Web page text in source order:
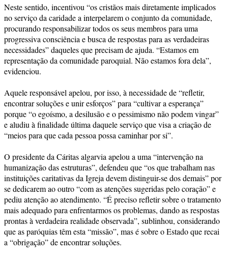
Neste sentido, incentivou “os cristãos mais diretamente implicados
no serviço da caridade a interpelarem o conjunto da comunidade,
procurando responsabilizar todos os seus membros para uma
progressiva consciência e busca de respostas para as verdadeiras
necessidades” daqueles que precisam de ajuda. “Estamos em
representação da comunidade paroquial. Não estamos fora dela”,
evidenciou.
Aquele responsável apelou, por isso, à necessidade de “refletir,
encontrar soluções e unir esforços” para “cultivar a esperança”
porque “o egoísmo, a desilusão e o pessimismo não podem vingar”
e aludiu à finalidade última daquele serviço que visa a criação de
“meios para que cada pessoa possa caminhar por si”.
O presidente da Cáritas algarvia apelou a uma “intervenção na
humanização das estruturas”, defendeu que “os que trabalham nas
instituições caritativas da Igreja devem distinguir-se dos demais” por
se dedicarem ao outro “com as atenções sugeridas pelo coração” e
pediu atenção ao atendimento. “É preciso refletir sobre o tratamento
mais adequado para enfrentarmos os problemas, dando as respostas
prontas à verdadeira realidade observada”, sublinhou, considerando
que as paróquias têm esta “missão”, mas é sobre o Estado que recai
a “obrigação” de encontrar soluções.